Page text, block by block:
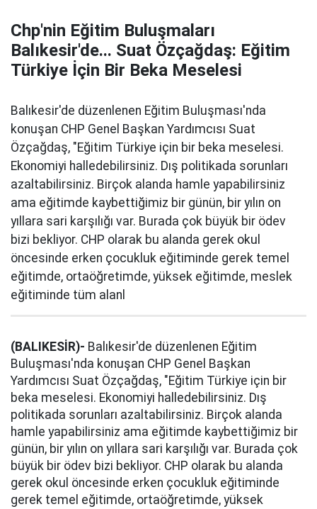
Chp'nin Eğitim Buluşmaları
Balıkesir'de... Suat Özçağdaş: Eğitim
Türkiye İçin Bir Beka Meselesi
Balıkesir'de düzenlenen Eğitim Buluşması'nda
konuşan CHP Genel Başkan Yardımcısı Suat
Özçağdaş, "Eğitim Türkiye için bir beka meselesi.
Ekonomiyi halledebilirsiniz. Dış politikada sorunları
azaltabilirsiniz. Birçok alanda hamle yapabilirsiniz
ama eğitimde kaybettiğimiz bir günün, bir yılın on
yıllara sari karşılığı var. Burada çok büyük bir ödev
bizi bekliyor. CHP olarak bu alanda gerek okul
öncesinde erken çocukluk eğitiminde gerek temel
eğitimde, ortaöğretimde, yüksek eğitimde, meslek
eğitiminde tüm alanl
(BALIKESİR)- Balıkesir'de düzenlenen Eğitim
Buluşması'nda konuşan CHP Genel Başkan
Yardımcısı Suat Özçağdaş, "Eğitim Türkiye için bir
beka meselesi. Ekonomiyi halledebilirsiniz. Dış
politikada sorunları azaltabilirsiniz. Birçok alanda
hamle yapabilirsiniz ama eğitimde kaybettiğimiz bir
günün, bir yılın on yıllara sari karşılığı var. Burada çok
büyük bir ödev bizi bekliyor. CHP olarak bu alanda
gerek okul öncesinde erken çocukluk eğitiminde
gerek temel eğitimde, ortaöğretimde, yüksek